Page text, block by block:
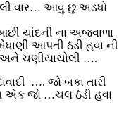
વાર… આવુ છુ અડધો
ચાંદની ના અજવાળા
આપતી ઠંડી હવા ની
ચણીયાચોલી ….
…. જો બકા તારી
એક જો …ચલ ઠંડી હવા